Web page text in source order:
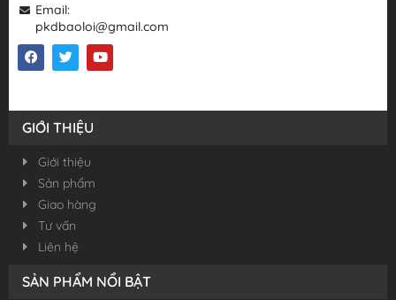
Email:
pkdbaoloi@gmail.com
GIỚI THIỆU
Giới thiệu
Sản phẩm
Giao hàng
Tư vấn
Liên hệ
SẢN PHẨM NỔI BẬT